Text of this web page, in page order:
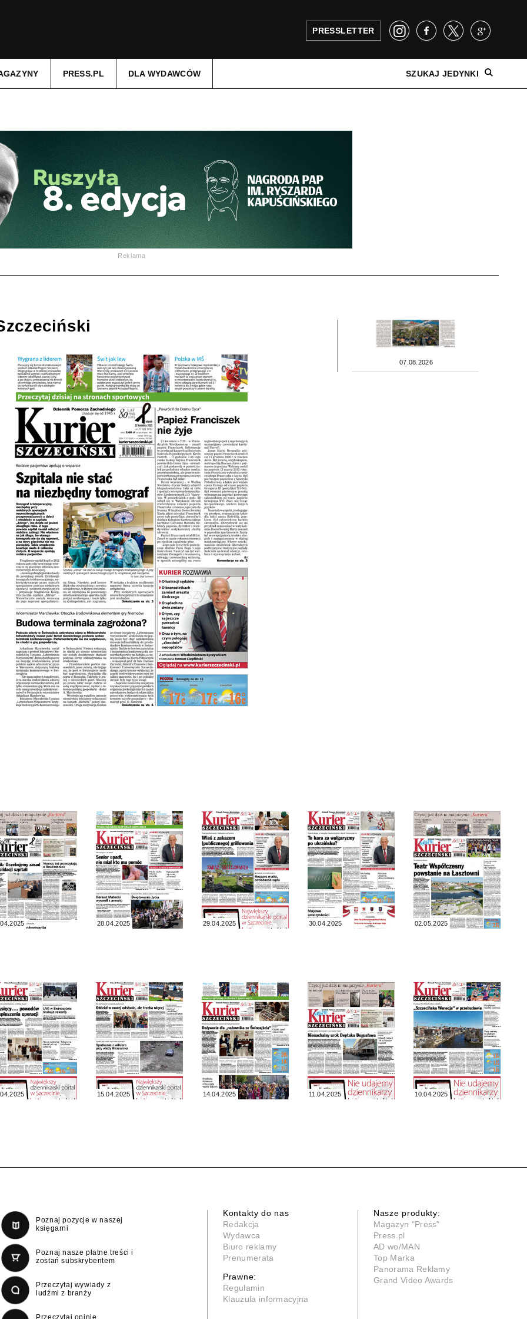
PRESSLETTER
PRESS.PL DLA WYDAWCÓW SZUKAJ JEDYNKI
Reklama
07.08.2026
28.04.2025 29.04.2025 30.04.2025 02.05.2025
15.04.2025 14.04.2025 11.04.2025 10.04.2025
Poznaj pozycje w naszej
księgarni
Poznaj nasze płatne treści i
zostań subskrybentem
Przeczytaj wywiady z
ludźmi z branży
Przeczytaj opinie
Kontakty do nas
Redakcja
Wydawca
Biuro reklamy
Prenumerata
Prawne:
Regulamin
Klauzula informacyjna
Nasze produkty:
Magazyn "Press"
Press.pl
AD wo/MAN
Top Marka
Panorama Reklamy
Grand Video Awards